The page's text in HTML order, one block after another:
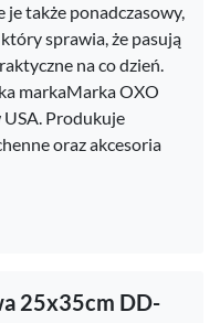
je także ponadczasowy,
sprawia, że pasują
na co dzień.
markaMarka OXO
USA. Produkuje
oraz akcesoria
25x35cm DD-